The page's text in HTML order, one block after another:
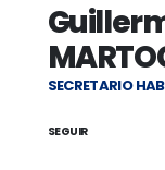
SECRETARIO
SEGUIR